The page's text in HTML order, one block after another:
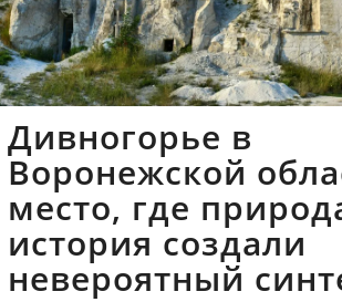
Дивногорье в
Воронежской
место, где
история создали
невероятный